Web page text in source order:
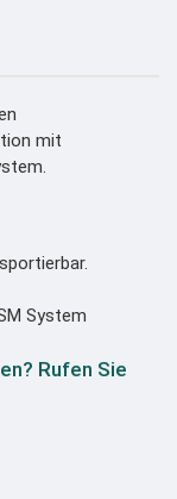
mit
System
Rufen Sie